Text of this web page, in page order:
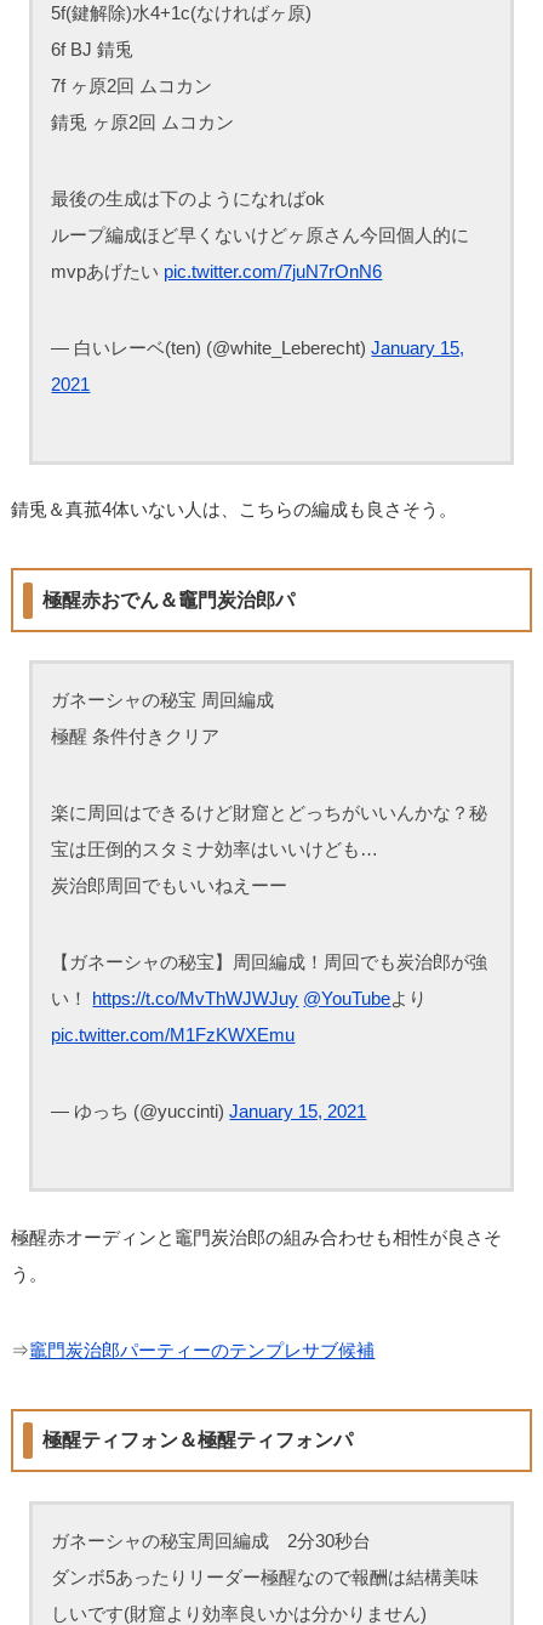
5f(鍵解除)水4+1c(なければヶ原)
6f BJ 錆兎
7f ヶ原2回 ムコカン
錆兎 ヶ原2回 ムコカン
最後の生成は下のようになればok
ループ編成ほど早くないけどヶ原さん今回個人的に
mvpあげたい pic.twitter.com/7juN7rOnN6
— 白いレーベ(ten) (@white_Leberecht)January 15,
2021
錆兎＆真菰4体いない人は、こちらの編成も良さそう。
極醒赤おでん＆竈門炭治郎パ
ガネーシャの秘宝 周回編成
極醒 条件付きクリア
楽に周回はできるけど財窟とどっちがいいんかな？秘
宝は圧倒的スタミナ効率はいいけども…
炭治郎周回でもいいねえーー
【ガネーシャの秘宝】周回編成！周回でも炭治郎が強
い！ https://t.co/MvThWJWJuy @YouTubeより
pic.twitter.com/M1FzKWXEmu
— ゆっち (@yuccinti)January 15, 2021
極醒赤オーディンと竈門炭治郎の組み合わせも相性が良さそ
う。
⇒竈門炭治郎パーティーのテンプレサブ候補
極醒ティフォン＆極醒ティフォンパ
ガネーシャの秘宝周回編成 2分30秒台
ダンボ5あったりリーダー極醒なので報酬は結構美味
しいです(財窟より効率良いかは分かりません)